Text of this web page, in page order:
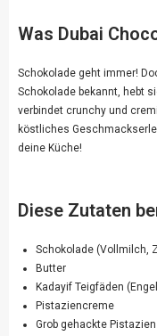
Was Dubai
Schokolade geht immer!
Schokolade bekannt, hebt
verbindet crunchy und
köstliches
deine Küche!
Diese Zutaten
Schokolade (Vollmilch,
Butter
Kadayif Teigfäden
Pistaziencreme
Grob gehackte